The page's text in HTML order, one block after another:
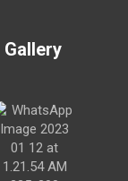
Gallery